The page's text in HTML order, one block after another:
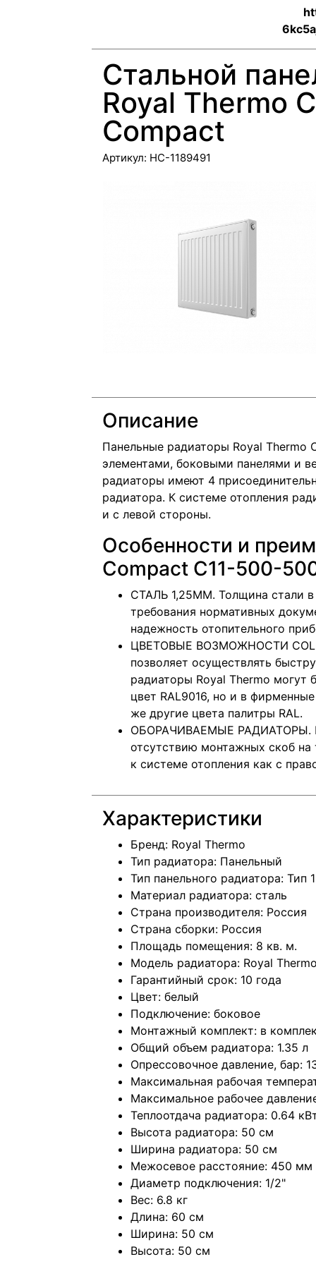
Стальной
Royal Thermo
Compact
Артикул: НС-1189491
Описание
Панельные радиаторы Royal
элементами, боковыми панелями и
радиаторы имеют 4
радиатора. К системе отопления
и с левой стороны.
Особенности и
Compact C11-500-
СТАЛЬ 1,25ММ. Толщина стали в
требования нормативных
надежность отопительного
ЦВЕТОВЫЕ ВОЗМОЖНОСТИ
позволяет осуществлять
радиаторы Royal Thermo могут
цвет RAL9016, но и в
же другие цвета палитры RAL.
ОБОРАЧИВАЕМЫЕ РАДИАТОРЫ.
отсутствию монтажных скоб
к системе отопления как с
Характеристики
Бренд: Royal Thermo
Тип радиатора: Панельный
Тип панельного радиатора: Тип
Материал радиатора: сталь
Страна производителя: Россия
Страна сборки: Россия
Площадь помещения: 8 кв. м.
Модель радиатора: Royal
Гарантийный срок: 10 года
Цвет: белый
Подключение: боковое
Монтажный комплект: в
Общий объем радиатора: 1.35 л
Опрессовочное давление, бар:
Максимальная рабочая
Максимальное рабочее
Теплоотдача радиатора: 0.64
Высота радиатора: 50 см
Ширина радиатора: 50 см
Межосевое расстояние: 450 мм
Диаметр подключения: 1/2"
Вес: 6.8 кг
Длина: 60 см
Ширина: 50 см
Высота: 50 см